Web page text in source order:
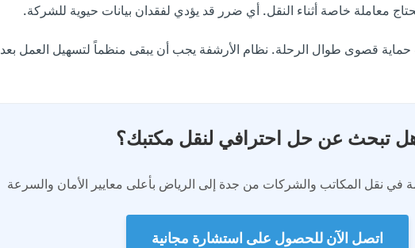
تحتاج معاملة خاصة أثناء النقل. أي ضرر قد يؤدي لفقدان بيانات حيوية للشركة.
حماية قصوى طوال الرحلة. نظام الأرشفة يجب أن يبقى منظماً لتسهيل العمل بعد
تبحث عن حل احترافي لنقل مكتبك؟
نقل المكاتب والشركات من جدة إلى الرياض بأعلى معايير الأمان والسرعة
اتصل الآن للحصول على استشارة مجانية